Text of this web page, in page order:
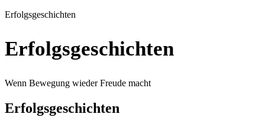
Erfolgsgeschichten
Erfolgsgeschichten
Wenn Bewegung wieder Freude macht
Erfolgsgeschichten